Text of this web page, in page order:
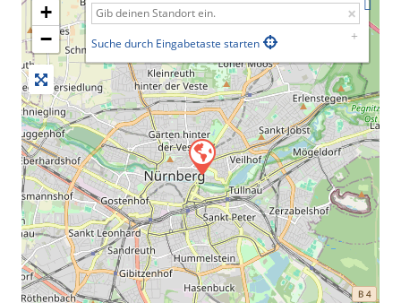
+
−
Suche durch Eingabetaste starten